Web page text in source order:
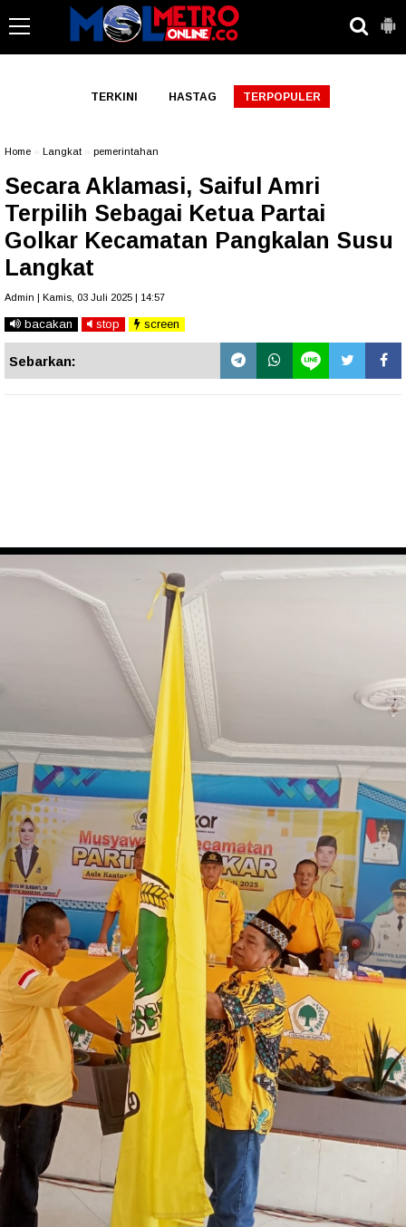
TERKINI HASTAG TERPOPULER
Home Langkat pemerintahan
Secara Aklamasi, Saiful Amri
Terpilih Sebagai Ketua Partai
Golkar Kecamatan Pangkalan Susu
Langkat
Admin | Kamis, 03 Juli 2025 | 14:57
bacakan stop screen
Sebarkan: